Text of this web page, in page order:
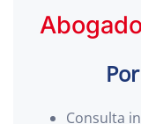
Consulta